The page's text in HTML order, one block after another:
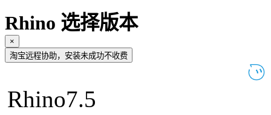
Rhino 选择版本
×
淘宝远程协助，安装未成功不收费
Rhino7.5